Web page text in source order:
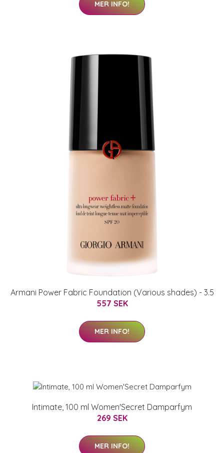
MER INFO!
Armani Power Fabric Foundation (Various shades) - 3.5
557 SEK
MER INFO!
Intimate, 100 ml Women'Secret Damparfym
269 SEK
MER INFO!